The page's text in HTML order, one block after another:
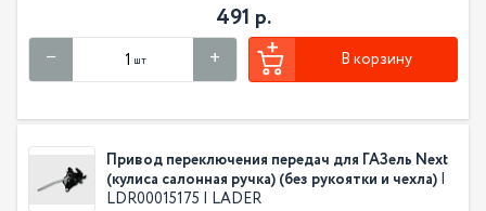
491 р.
шт В корзину
Привод переключения передач для ГАЗель Next
(кулиса салонная ручка) (без рукоятки и чехла) |
LDR00015175 | LADER